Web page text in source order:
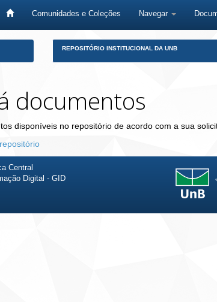
Comunidades e Coleções Navegar
REPOSITÓRIO INSTITUCIONAL DA UNB
documentos
disponíveis no repositório de acordo com a sua
Central
Digital - GID